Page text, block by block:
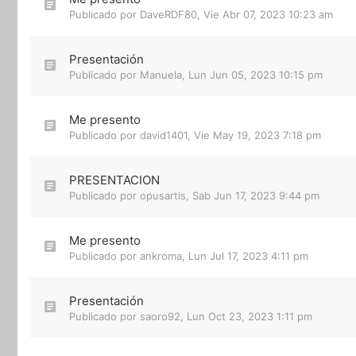
Publicado por DaveRDF80 Vie Abr 07, 2023 10:23 am
Presentación
Publicado por Manuela Lun Jun 05, 2023 10:15 pm
Me presento
Publicado por david1401 Vie May 19, 2023 7:18 pm
PRESENTACION
Publicado por opusartis Sab Jun 17, 2023 9:44 pm
Me presento
Publicado por ankroma Lun Jul 17, 2023 4:11 pm
Presentación
Publicado por saoro92 Lun Oct 23, 2023 1:11 pm